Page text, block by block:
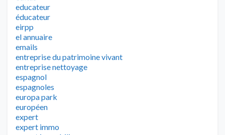
educateur
éducateur
eirpp
el annuaire
emails
entreprise du patrimoine vivant
entreprise nettoyage
espagnol
espagnoles
europa park
européen
expert
expert immo